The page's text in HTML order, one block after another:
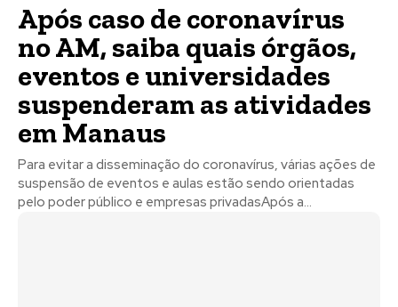
Após caso de coronavírus
no AM, saiba quais órgãos,
eventos e universidades
suspenderam as atividades
em Manaus
Para evitar a disseminação do coronavírus, várias ações de
suspensão de eventos e aulas estão sendo orientadas
pelo poder público e empresas privadasApós a...